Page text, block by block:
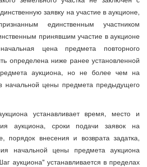
заявку на участие в аукционе,
единственным участником
принявшим участие в аукционе
цена предмета повторного
определена ниже ранее установленной
аукциона, но не более чем на
начальной цены предмета предыдущего
устанавливает время, место и
аукциона, сроки подачи заявок на
порядок внесения и возврата задатка,
начальной цены предмета аукциона
аукциона" устанавливается в пределах